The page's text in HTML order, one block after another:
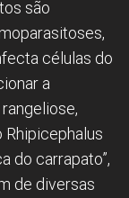
são
células do
a
do carrapato”,
de diversas